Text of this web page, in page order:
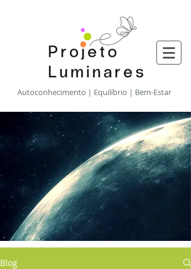
​Autoconhecimento | Equilíbrio | Bem-Estar
Blog